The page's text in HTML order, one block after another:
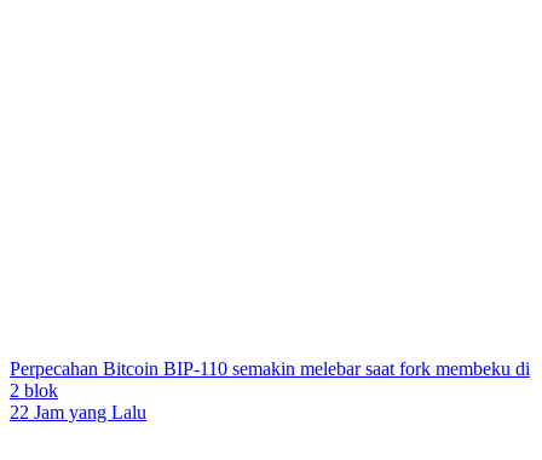
Perpecahan Bitcoin BIP-110 semakin melebar saat fork membeku di
2 blok
22 Jam yang Lalu